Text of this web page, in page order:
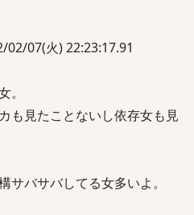
02/07(火) 22:23:17.91
。
も見たことないし依存女も見
サバサバしてる女多いよ。